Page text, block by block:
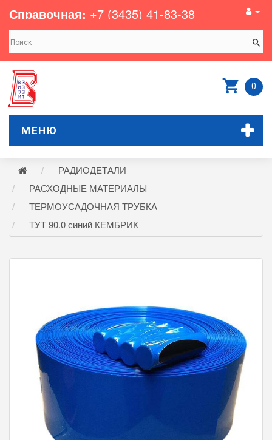
Справочная: +7 (3435) 41-83-38
0
МЕНЮ
РАДИОДЕТАЛИ
РАСХОДНЫЕ МАТЕРИАЛЫ
ТЕРМОУСАДОЧНАЯ ТРУБКА
ТУТ 90.0 синий КЕМБРИК